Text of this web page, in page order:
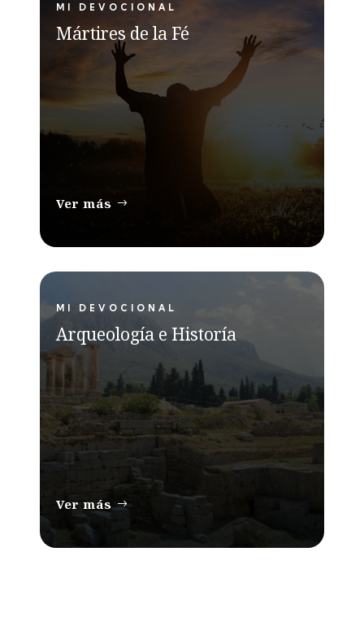
MI DEVOCIONAL
Mártires de la Fé
Ver más
MI DEVOCIONAL
Arqueología e Historía
Ver más